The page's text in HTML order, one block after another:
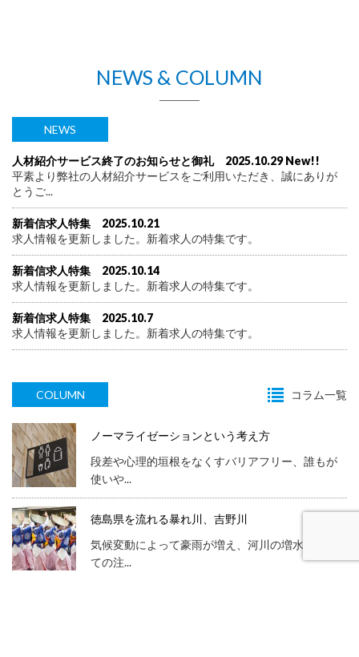
NEWS & COLUMN
NEWS
人材紹介サービス終了のお知らせと御礼 2025.10.29 New!!
平素より弊社の人材紹介サービスをご利用いただき、誠にありが
とうご...
新着信求人特集 2025.10.21
求人情報を更新しました。新着求人の特集です。
新着信求人特集 2025.10.14
求人情報を更新しました。新着求人の特集です。
新着信求人特集 2025.10.7
求人情報を更新しました。新着求人の特集です。
COLUMN コラム一覧
ノーマライゼーションという考え方
段差や心理的垣根をなくすバリアフリー、誰もが
使いや...
徳島県を流れる暴れ川、吉野川
気候変動によって豪雨が増え、河川の増水に関し
ての注...